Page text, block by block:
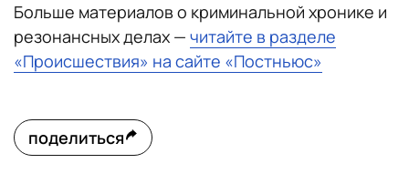
Больше материалов о криминальной хронике и
резонансных делах — читайте в разделе
«Происшествия» на сайте «Постньюс»
поделиться